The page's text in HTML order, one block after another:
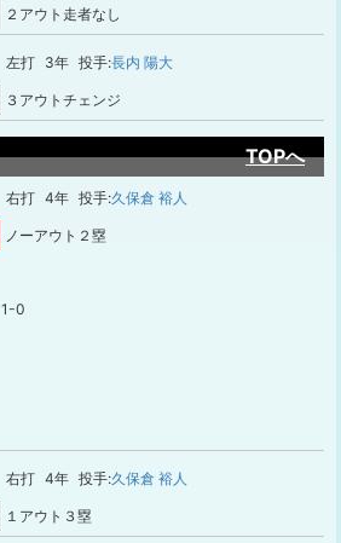
２アウト走者なし
左打 3年 投手:長内 陽大
３アウトチェンジ
TOPへ
右打 4年 投手:久保倉 裕人
ノーアウト２塁
1-0
右打 4年 投手:久保倉 裕人
１アウト３塁